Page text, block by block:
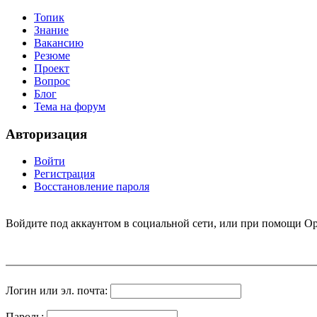
Топик
Знание
Вакансию
Резюме
Проект
Вопрос
Блог
Тема на форум
Авторизация
Войти
Регистрация
Восстановление пароля
Войдите под аккаунтом в социальной сети, или при помощи
Логин или эл. почта: